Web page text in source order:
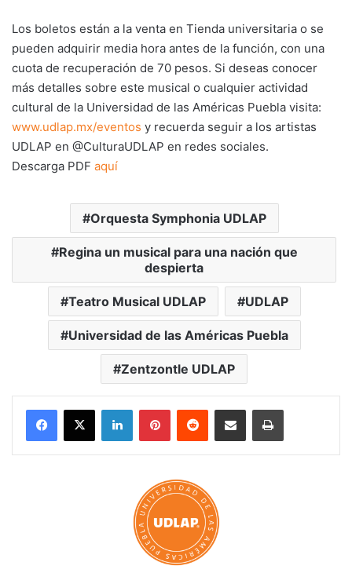
Los boletos están a la venta en Tienda universitaria o se
pueden adquirir media hora antes de la función, con una
cuota de recuperación de 70 pesos. Si deseas conocer
más detalles sobre este musical o cualquier actividad
cultural de la Universidad de las Américas Puebla visita:
www.udlap.mx/eventos y recuerda seguir a los artistas
UDLAP en @CulturaUDLAP en redes sociales.
Descarga PDF aquí
Orquesta Symphonia UDLAP
Regina un musical para una nación que
despierta
Teatro Musical UDLAP UDLAP
Universidad de las Américas Puebla
Zentzontle UDLAP
LinkedInPinterestReddit Share via Email Print